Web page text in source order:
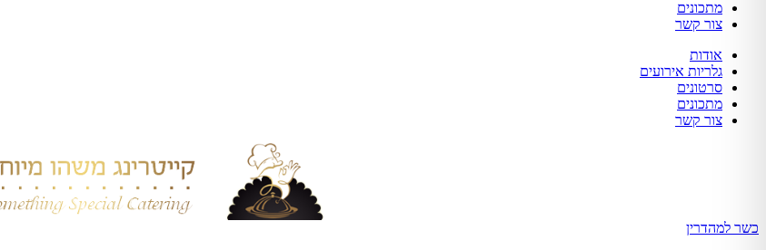
מתכונים
צור קשר
אודות
גלריות אירועים
סרטונים
מתכונים
צור קשר
כשר למהדרין